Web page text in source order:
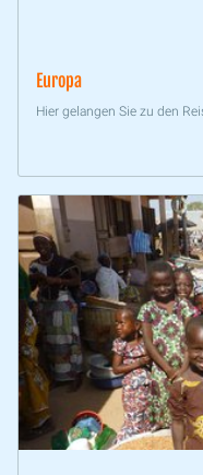
Europa
Hier gelangen Sie zu den